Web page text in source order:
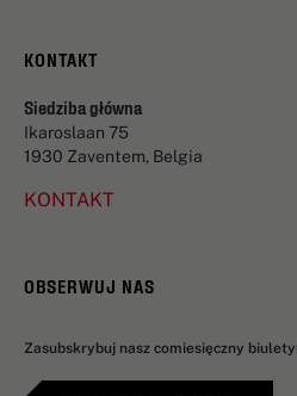
KONTAKT
Siedziba główna
Ikaroslaan 75
1930 Zaventem, Belgia
KONTAKT
OBSERWUJ NAS
Zasubskrybuj nasz comiesięczny